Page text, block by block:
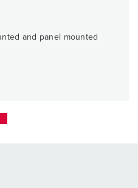
and panel mounted